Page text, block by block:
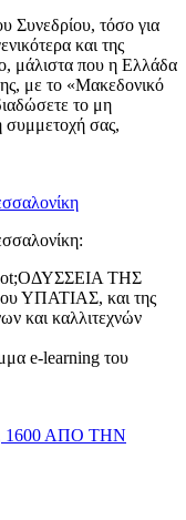
Συνεδρίου, τόσο για
και της
μάλιστα που η Ελλάδα
με το «Μακεδονικό
το μη
συμμετοχή σας,
ΤΗΣ
ΥΠΑΤΙΑΣ, και της
και καλλιτεχνών
e-learning του
1600 ΑΠΟ ΤΗΝ